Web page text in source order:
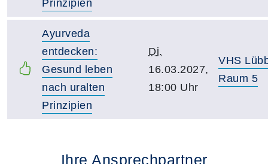
Prinzipien
Ayurveda
entdecken:
Gesund leben
nach uralten
Prinzipien
Di.
16.03.2027,
18:00 Uhr
VHS
Raum 5
Ihre Ansprechpartner